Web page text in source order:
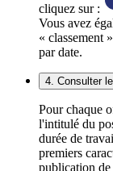
cliquez sur :
Vous avez
« classement
par date.
4. Consulter
Pour chaque
l'intitulé du
durée de
premiers
publication